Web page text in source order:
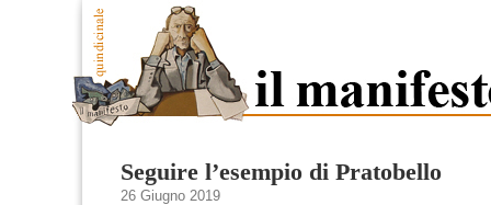
Seguire l’esempio di Pratobello
26 Giugno 2019